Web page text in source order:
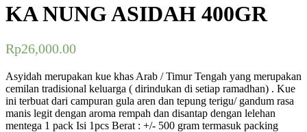
KA NUNG ASIDAH 400GR
Rp26,000.00
Asyidah merupakan kue khas Arab / Timur Tengah yang merupakan
cemilan tradisional keluarga ( dirindukan di setiap ramadhan) . Kue
ini terbuat dari campuran gula aren dan tepung terigu/ gandum rasa
manis legit dengan aroma rempah dan disantap dengan lelehan
mentega 1 pack Isi 1pcs Berat : +/- 500 gram termasuk packing